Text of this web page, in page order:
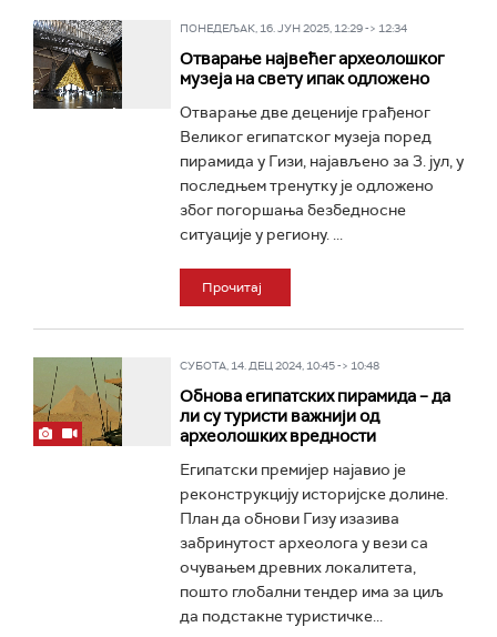
ПОНЕДЕЉАК, 16. ЈУН 2025, 12:29 -> 12:34
Отварање највећег археолошког
музеја на свету ипак одложено
Отварање две деценије грађеног
Великог египатског музеја поред
пирамида у Гизи, најављено за 3. јул, у
последњем тренутку је одложено
због погоршања безбедносне
ситуације у региону. ...
Прочитај
СУБОТА, 14. ДЕЦ 2024, 10:45 -> 10:48
Обнова египатских пирамида – да
ли су туристи важнији од
археолошких вредности
Египатски премијер најавио је
реконструкцију историјске долине.
План да обнови Гизу изазива
забринутост археолога у вези са
очувањем древних локалитета,
пошто глобални тендер има за циљ
да подстакне туристичке...